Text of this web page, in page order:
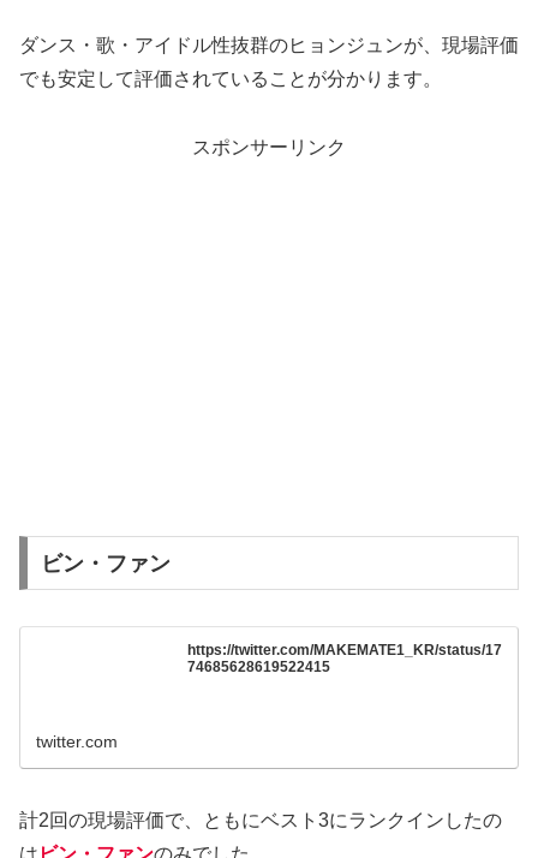
ダンス・歌・アイドル性抜群のヒョンジュンが、現場評価
でも安定して評価されていることが分かります。
スポンサーリンク
ビン・ファン
https://twitter.com/MAKEMATE1_KR/status/17
74685628619522415
twitter.com
計2回の現場評価で、ともにベスト3にランクインしたの
は ビン・ファンのみでした。